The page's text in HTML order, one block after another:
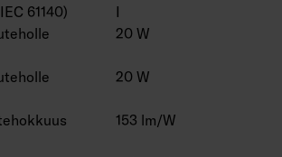
61140)
I
20 W
20 W
153 lm/W